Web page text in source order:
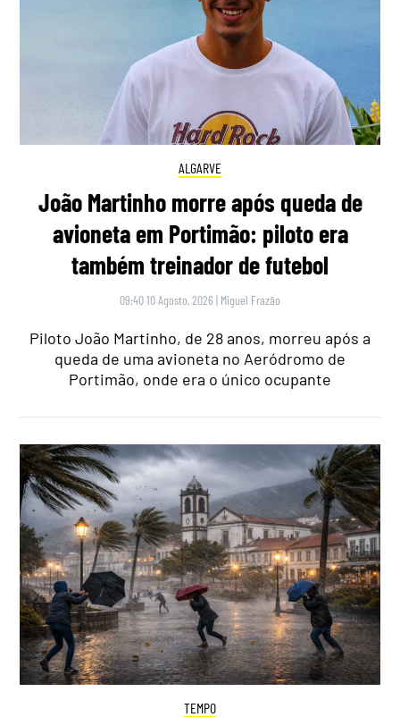
ALGARVE
João Martinho morre após queda de
avioneta em Portimão: piloto era
também treinador de futebol
09:40 10 Agosto, 2026 | Miguel Frazão
Piloto João Martinho, de 28 anos, morreu após a
queda de uma avioneta no Aeródromo de
Portimão, onde era o único ocupante
TEMPO